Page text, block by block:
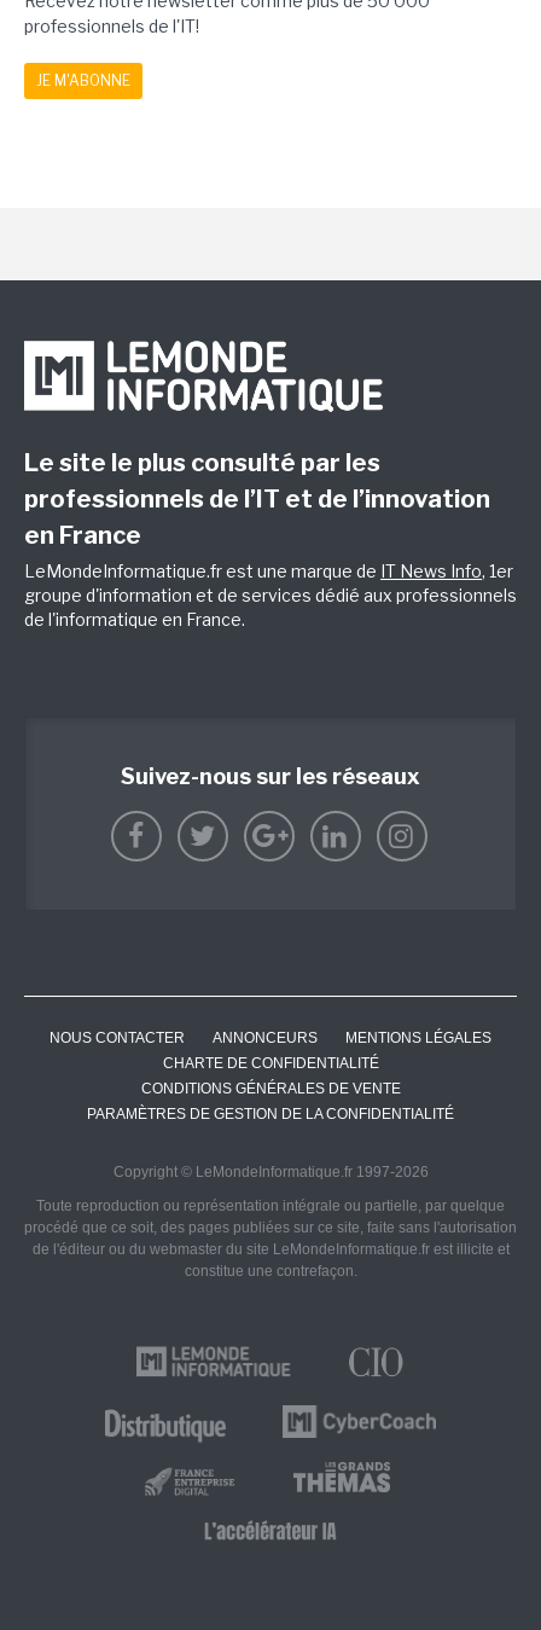
professionnels de l'IT!
JE M'ABONNE
Le site le plus consulté par les
professionnels de l’IT et de l’innovation
en France
LeMondeInformatique.fr est une marque de IT News Info, 1er
groupe d'information et de services dédié aux professionnels
de l'informatique en France.
Suivez-nous sur les réseaux
NOUS CONTACTER ANNONCEURS
MENTIONS LÉGALES
CHARTE DE CONFIDENTIALITÉ
CONDITIONS GÉNÉRALES DE VENTE
PARAMÈTRES DE GESTION DE LA CONFIDENTIALITÉ
Copyright © LeMondeInformatique.fr 1997-2026
Toute reproduction ou représentation intégrale ou partielle, par quelque
procédé que ce soit, des pages publiées sur ce site, faite sans l'autorisation
de l'éditeur ou du webmaster du site LeMondeInformatique.fr est illicite et
constitue une contrefaçon.